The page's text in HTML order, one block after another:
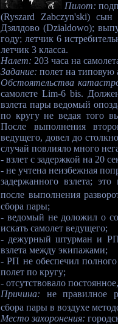
Пилот:
(Ryszard Zabczyn'ski)
Дзялдово (Dzialdowo);
году; летчик 6
летчик 3 класса.
Налет: 203 часа на
Задание: полет на
Обстоятельства
самолете Lim-6 bis.
взлета пары ведомый
по кругу не ведая того
После выполнения
ведущего, довел до
случай повлияло много
- взлет с задержкой на 20
- не учтена неизбежная
задержанного взлета;
после выполнения
сбора пары;
- ведомый не доложил о
искать самолет ведущего;
- дежурный штурман и РП
взлета между экипажами;
- РП не обеспечил
полет по кругу;
- отсутствовало
Причина: не правилное
сбора пары в воздухе
Место захоронения: